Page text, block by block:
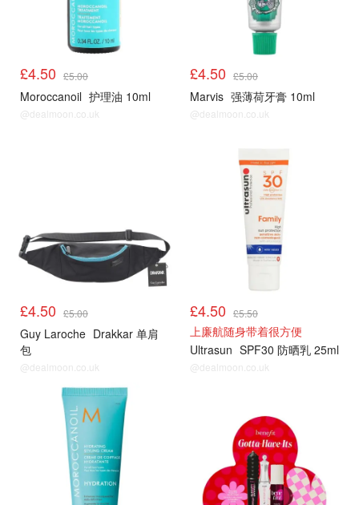
£4.50 £5.00
Moroccanoil 护理油 10ml
@dealmoon.co.uk
£4.50 £5.00
Marvis 强薄荷牙膏 10ml
@dealmoon.co.uk
£4.50 £5.00
Guy Laroche Drakkar 单肩
包
@dealmoon.co.uk
£4.50 £5.50
上廉航随身带着很方便
Ultrasun SPF30 防晒乳 25ml
@dealmoon.co.uk